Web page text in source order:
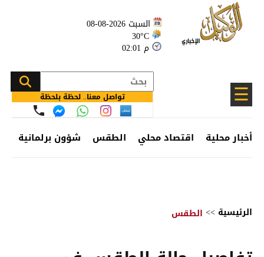
السبت 2026-08-08
30°C
02:01 م
☰ تواصل معنا.. لحظة بلحظة
أخبار محلية اقتصاد محلي الطقس شؤون برلمانية
الرئيسية >> الطقس